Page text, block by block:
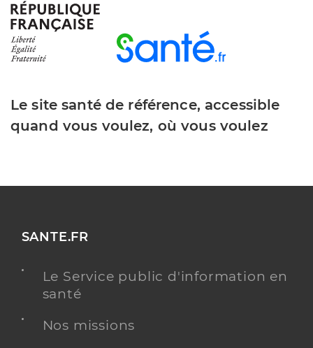
Le site santé de référence, accessible
quand vous voulez, où vous voulez
SANTE.FR
Le Service public d'information en
santé
Nos missions